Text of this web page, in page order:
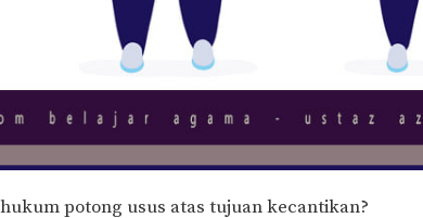
potong usus atas tujuan kecantikan?